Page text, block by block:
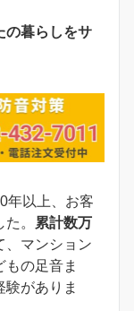
の暮らしをサ
年以上、お客
。
累計数万
、マンション
の足音ま
がありま